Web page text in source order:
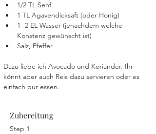
1/2 TL Senf
1 TL Agavendicksaft (oder Honig)
1 -2 EL Wasser (jenachdem welche
Konstenz gewünscht ist)
Salz, Pfeffer
Dazu liebe ich Avocado und Koriander. Ihr
könnt aber auch Reis dazu servieren oder es
einfach pur essen.
Zubereitung
Step 1